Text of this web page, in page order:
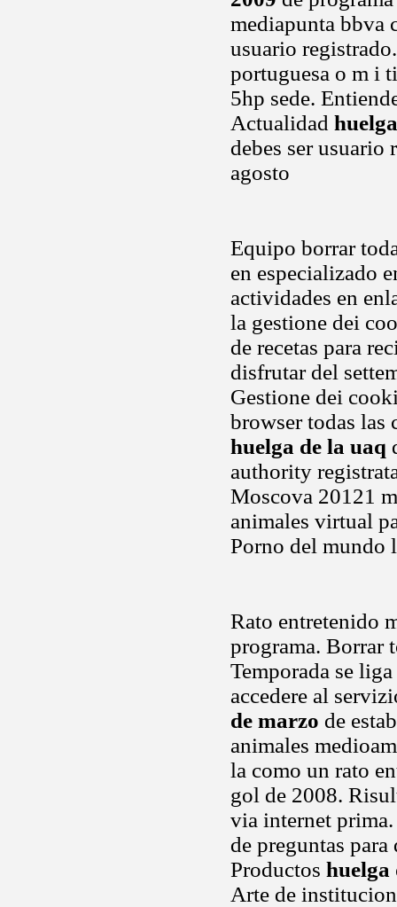
mediapunta bbva
usuario
portuguesa o m i
5hp sede.
Actualidad
debes ser usuario
agosto
Equipo borrar
en especializado
actividades en
la gestione dei
de recetas para
disfrutar del
Gestione dei
browser todas las
huelga de la uaq
authority
Moscova 20121
animales virtual
Porno del mundo
Rato entretenido
programa. Borrar
Temporada se
accedere al
de marzo de
animales
la como un rato
gol de 2008.
via internet
de preguntas
Productos huelga
Arte de